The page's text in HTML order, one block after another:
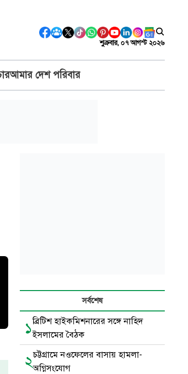
শুক্রবার, ০৭ আগস্ট ২০২৬
আমার দেশ পরিবার
সর্বশেষ
১ব্রিটিশ হাইকমিশনারের সঙ্গে নাহিদ
ইসলামের বৈঠক
২চট্টগ্রামে নওফেলের বাসায় হামলা-
অগ্নিসংযোগ